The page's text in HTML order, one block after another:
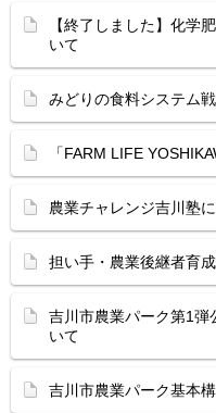
【終了しました】化学
いて
みどりの食料システム
「FARM LIFE
農業チャレンジ吉川塾
担い手・農業後継者育成
吉川市農業パーク第1弾
いて
吉川市農業パーク基本